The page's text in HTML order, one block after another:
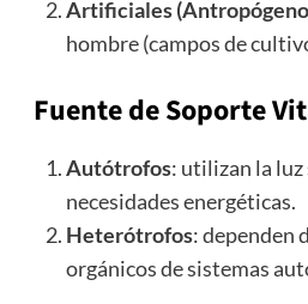
Artificiales
hombre (campos de
Fuente de Soporte
Autótrofos: utilizan la luz
necesidades energéticas.
Heterótrofos: dependen
orgánicos de sistemas